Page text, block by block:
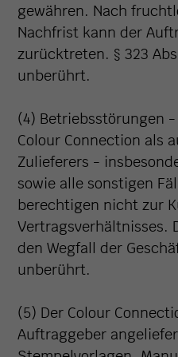
gewähren. Nach
Nachfrist kann der
zurücktreten. § 323
unberührt.
(4) Betriebsstörungen
Colour Connection als
Zulieferers -
sowie alle sonstigen
berechtigen nicht zur
Vertragsverhältnisses.
den Wegfall der
unberührt.
(5) Der Colour
Auftraggeber